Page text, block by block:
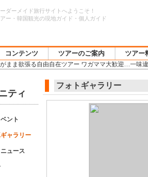
ダーメイド旅行サイトへようこそ！
ー・韓国観光の現地ガイド・個人ガイド
コンテンツ ツアーのご案内 ツアー
ティ
ント
ャラリー
ュース
フォトギャラリー